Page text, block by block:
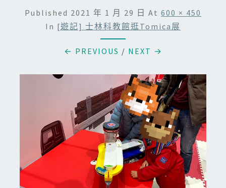
Published 2021 年 1 月 29 日 At 600 × 450
In [遊記] 士林科教館逛Tomica展
← PREVIOUS / NEXT →